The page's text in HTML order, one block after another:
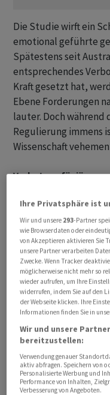
Die Studie wirft ein
emotional geführte
Spätestens seit
entsprechendes
Kraft gesetzt hat,
Ebene Forderungen
lauter. Doch während
Regulierung immens
Wissenschaft
Verbot nur für
Die Umfragedaten
Stimmungsbild: Die
hängt massiv von
Während das
Zustimmung stösst,
steigendem Alter
unter 18-Jährigen
sind mehr Menschen
Ihre Privatsphäre ist
Wir und unsere 293-Partner
wie Browserdaten oder
von Akzeptieren aktivieren Sie
unsere Partner verarbeiten
Zwecke. Wenn Tracker
möglicherweise nicht mehr so
wieder aufrufen, um Ihre
widerrufen, indem Sie auf den
der Webseite klicken. Ihre
Informationen finden Sie in
Wir und unsere
bereitzustellen:
Verwendung genauer
aktiv abfragen. Speichern von
Personalisierte Werbung und
Performance von Inhalten,
Verbesserung von Angeboten.